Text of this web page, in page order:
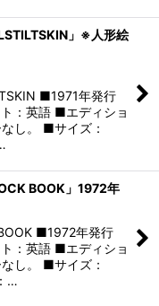
」※人形絵
■1971年発行
：英語 ■エディショ
し。 ■サイズ：
BOOK」1972年
■1972年発行
：英語 ■エディショ
し。 ■サイズ：
…